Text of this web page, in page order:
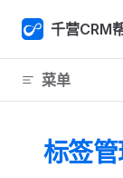
Skip to content
千营CRM
菜单
标签